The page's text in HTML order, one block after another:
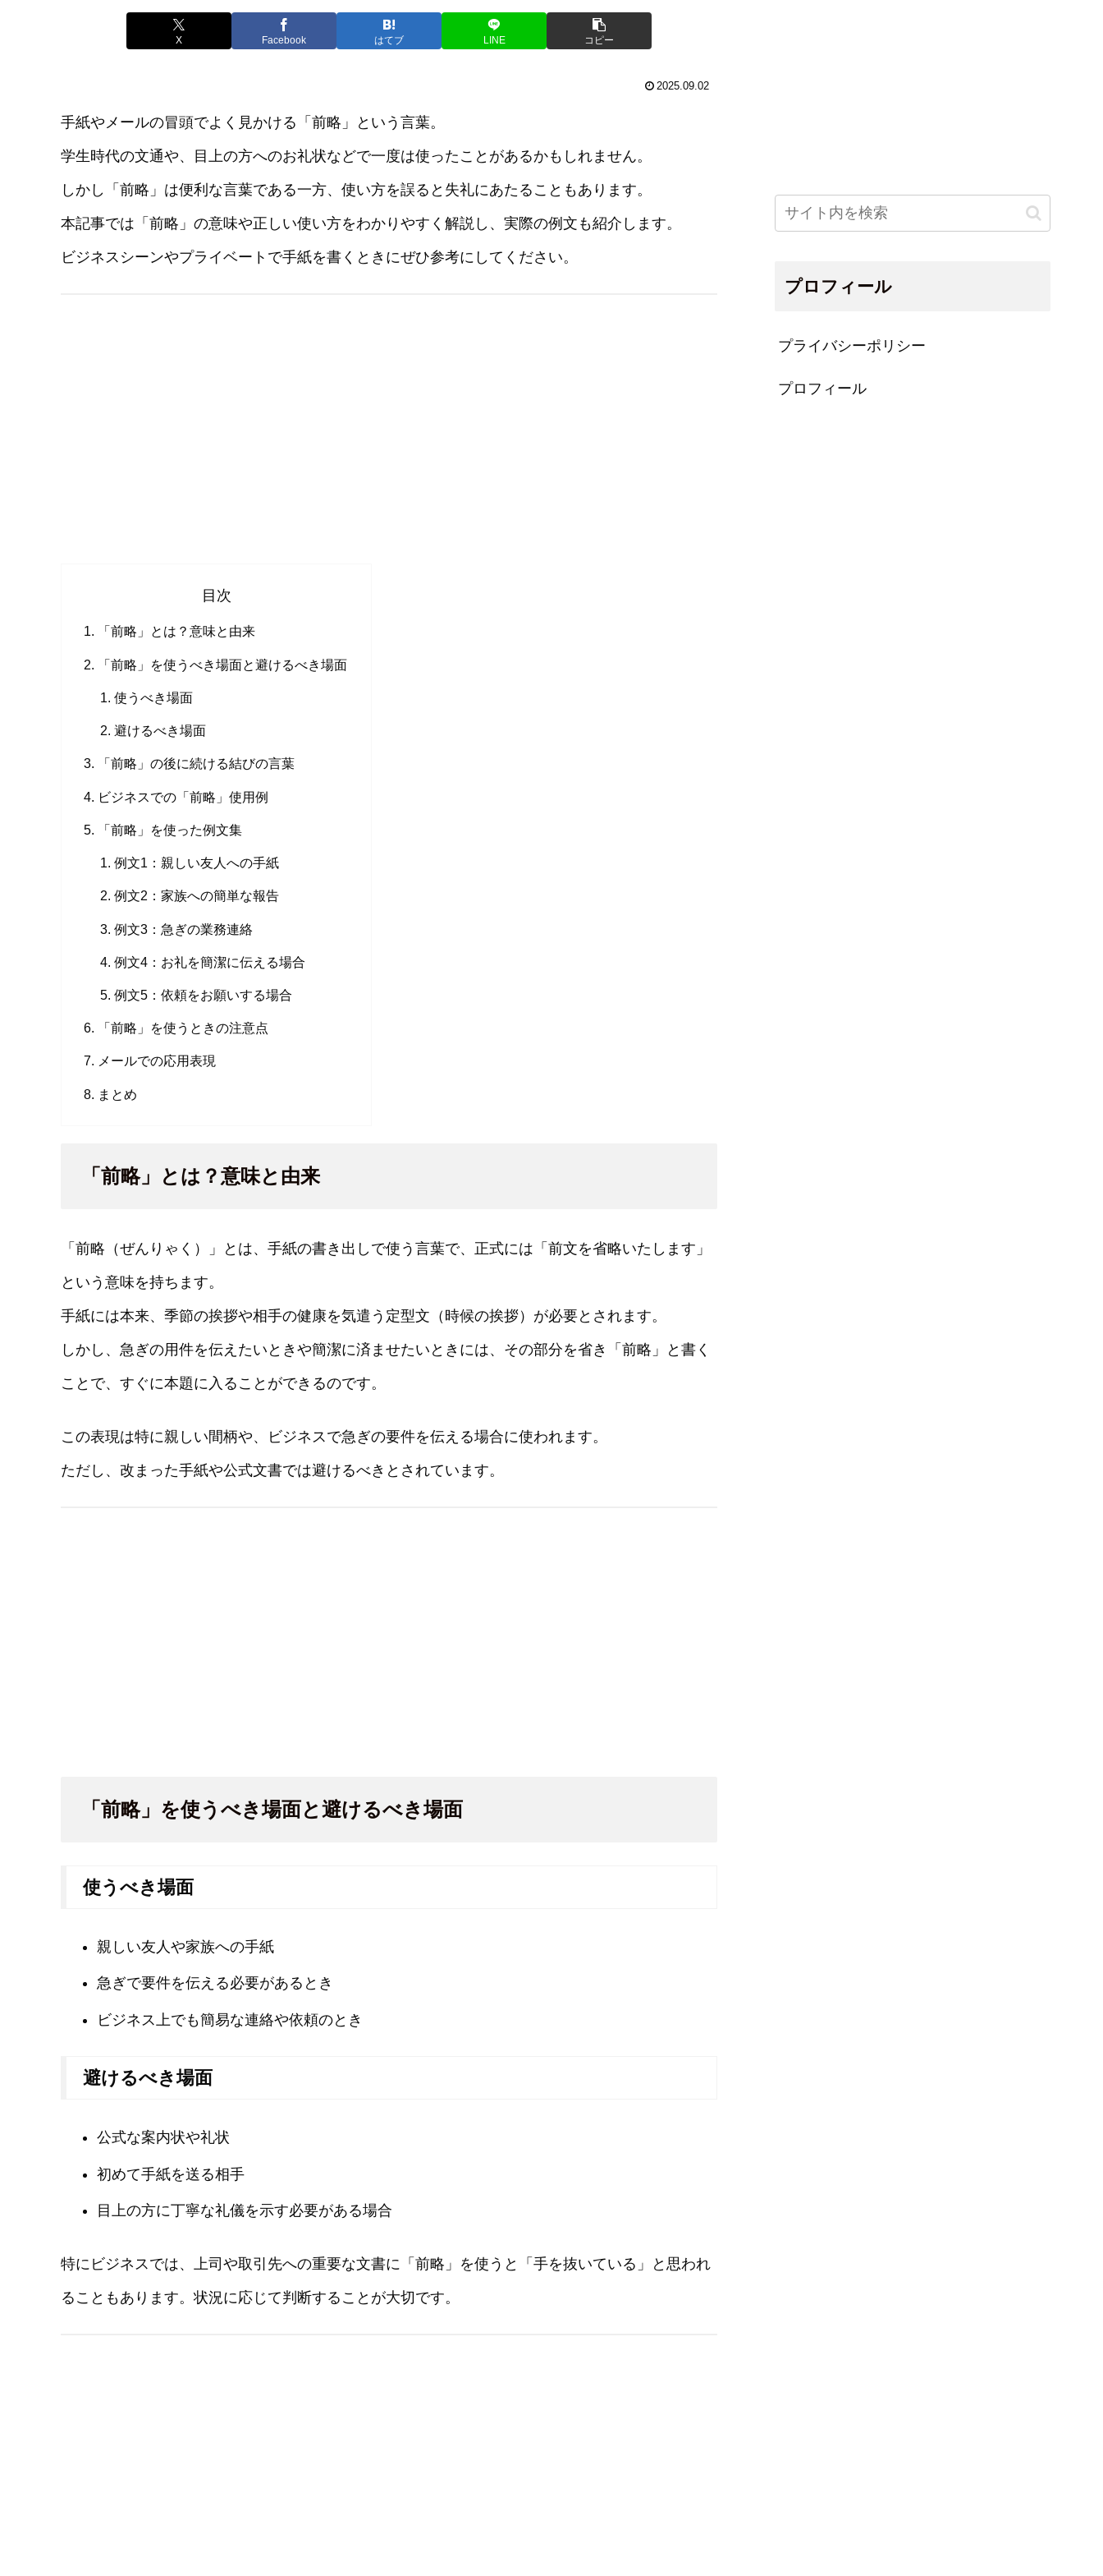
X Facebook はてブ LINE コピー
2025.09.02
手紙やメールの冒頭でよく見かける「前略」という言葉。
学生時代の文通や、目上の方へのお礼状などで一度は使ったことがあるかもしれません。
しかし「前略」は便利な言葉である一方、使い方を誤ると失礼にあたることもあります。
本記事では「前略」の意味や正しい使い方をわかりやすく解説し、実際の例文も紹介します。
ビジネスシーンやプライベートで手紙を書くときにぜひ参考にしてください。
目次
「前略」とは？意味と由来
「前略」を使うべき場面と避けるべき場面
使うべき場面
避けるべき場面
「前略」の後に続ける結びの言葉
ビジネスでの「前略」使用例
「前略」を使った例文集
例文1：親しい友人への手紙
例文2：家族への簡単な報告
例文3：急ぎの業務連絡
例文4：お礼を簡潔に伝える場合
例文5：依頼をお願いする場合
「前略」を使うときの注意点
メールでの応用表現
まとめ
「前略」とは？意味と由来
「前略（ぜんりゃく）」とは、手紙の書き出しで使う言葉で、正式には「前文を省略いたします」
という意味を持ちます。
手紙には本来、季節の挨拶や相手の健康を気遣う定型文（時候の挨拶）が必要とされます。
しかし、急ぎの用件を伝えたいときや簡潔に済ませたいときには、その部分を省き「前略」と書く
ことで、すぐに本題に入ることができるのです。
この表現は特に親しい間柄や、ビジネスで急ぎの要件を伝える場合に使われます。
ただし、改まった手紙や公式文書では避けるべきとされています。
「前略」を使うべき場面と避けるべき場面
使うべき場面
親しい友人や家族への手紙
急ぎで要件を伝える必要があるとき
ビジネス上でも簡易な連絡や依頼のとき
避けるべき場面
公式な案内状や礼状
初めて手紙を送る相手
目上の方に丁寧な礼儀を示す必要がある場合
特にビジネスでは、上司や取引先への重要な文書に「前略」を使うと「手を抜いている」と思われ
ることもあります。状況に応じて判断することが大切です。
プロフィール
プライバシーポリシー
プロフィール